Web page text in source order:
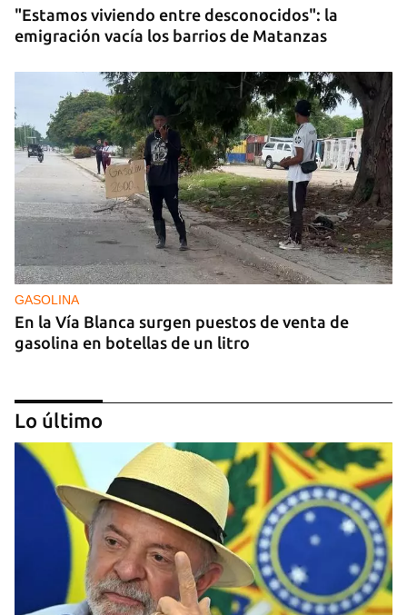
"Estamos viviendo entre desconocidos": la
emigración vacía los barrios de Matanzas
GASOLINA
En la Vía Blanca surgen puestos de venta de
gasolina en botellas de un litro
DONACIONES
Lo último